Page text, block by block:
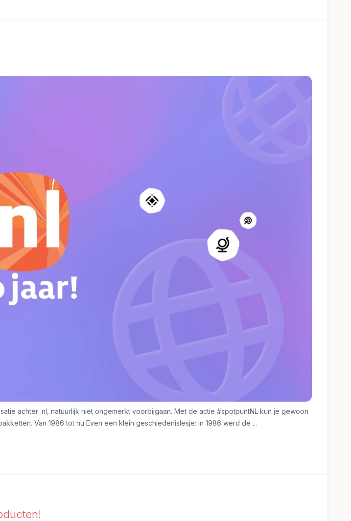
achter .nl, natuurlijk niet ongemerkt voorbijgaan. Met de actie #spotpuntNL kun je gewoon
Van 1986 tot nu Even een klein geschiedenislesje: in 1986 werd de ...